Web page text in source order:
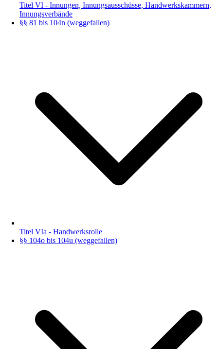
Titel VI - Innungen, Innungsausschüsse, Handwerkskammern,
Innungsverbände
§§ 81 bis 104n (weggefallen)
Titel VIa - Handwerksrolle
§§ 104o bis 104u (weggefallen)